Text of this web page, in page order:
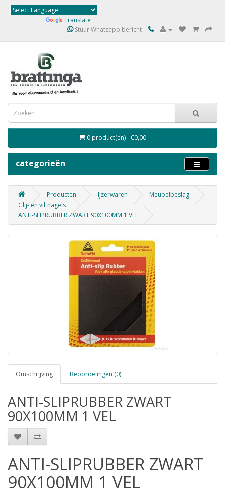
Translate
Stuur Whatsapp bericht
0 product(en) - €0,00
categorieën
Producten IJzerwaren
Meubelbeslag
Glij- en viltnagels
ANTI-SLIPRUBBER ZWART 90X100MM 1 VEL
Omschrijving Beoordelingen (0)
ANTI-SLIPRUBBER ZWART
90X100MM 1 VEL
ANTI-SLIPRUBBER ZWART
90X100MM 1 VEL